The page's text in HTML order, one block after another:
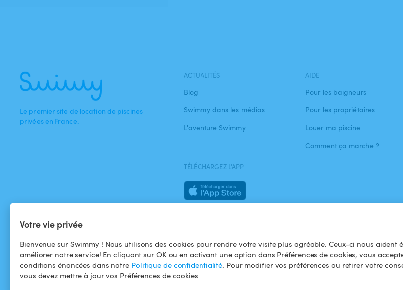
Votre vie privée
Bienvenue sur Swimmy ! Nous utilisons des cookies pour rendre votre visite plus agréable. Ceux-ci nous aident
améliorer notre service! En cliquant sur OK ou en activant une option dans Préférences de cookies, vous
conditions énoncées dans notre Politique de confidentialité. Pour modifier vos préférences ou retirer votre
vous devez mettre à jour vos Préférences de cookies
Le premier site de location de piscines
privées en France.
ACTUALITÉS
Blog
Swimmy dans les médias
L'aventure Swimmy
AIDE
Pour les baigneurs
Pour les propriétaires
Louer ma piscine
Comment ça marche ?
TÉLÉCHARGEZ L'APP